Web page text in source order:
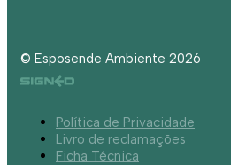
© Esposende Ambiente 2026
Política de Privacidade
Livro de reclamações
Ficha Técnica